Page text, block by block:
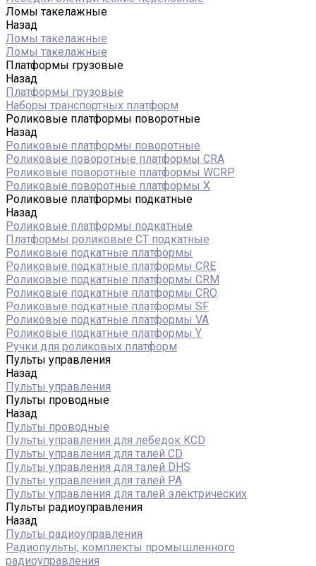
Ломы такелажные
Назад
Ломы такелажные
Ломы такелажные
Платформы грузовые
Назад
Платформы грузовые
Наборы транспортных платформ
Роликовые платформы поворотные
Назад
Роликовые платформы поворотные
Роликовые поворотные платформы CRA
Роликовые поворотные платформы WCRP
Роликовые поворотные платформы X
Роликовые платформы подкатные
Назад
Роликовые платформы подкатные
Платформы роликовые СТ подкатные
Роликовые подкатные платформы
Роликовые подкатные платформы CRE
Роликовые подкатные платформы CRM
Роликовые подкатные платформы CRO
Роликовые подкатные платформы SF
Роликовые подкатные платформы VA
Роликовые подкатные платформы Y
Ручки для роликовых платформ
Пульты управления
Назад
Пульты управления
Пульты проводные
Назад
Пульты проводные
Пульты управления для лебедок KCD
Пульты управления для талей CD
Пульты управления для талей DHS
Пульты управления для талей РА
Пульты управления для талей электрических
Пульты радиоуправления
Назад
Пульты радиоуправления
Радиопульты, комплекты промышленного
радиоуправления